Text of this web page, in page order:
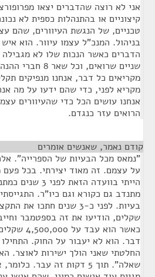
אני לא רוצה שהדברים יצאו
קיצוניים או בהתנהלות כספית לא
טכניים, של הנגשת העיוורים, שהם
בניהול. המנכ"ל עצמו עיוור. הוא
הדברים כאשר הנכות שלו לא
שניים שרואים, וכל
מקריאים כל דבר, אנחנו מנפיקים
מקריא לפני, כדי שהם ידעו על מה
אנחנו עושים הכל כדי שהעיוורים
הרואים עזר כנגדם.
קודם נאמר, שאנשים אומרים
"נמאס מכל הבעיות של הספרייה".
על עצמם. זה מאוד יצירתי. בכל
הייתי בוועדה
מתנדב גם כקורא וגם כיו"ר.
שקלים, הודיעו את זה בספטמבר
כאשר הוא
דבר. הוא לא יעבור על החוק.
החלטתי שאני הולך ישירות לאוצר.
שאלה". תוך 5 דקות זה עבר.